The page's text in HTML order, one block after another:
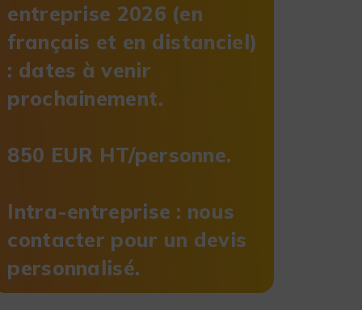
entreprise 2026 (en
français et en distanciel)
: dates à venir
prochainement.
850 EUR HT/personne.
Intra-entreprise : nous
contacter pour un devis
personnalisé.